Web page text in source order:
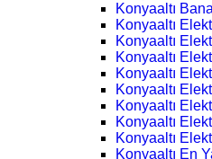
Konyaaltı
Konyaaltı
Konyaaltı
Konyaaltı
Konyaaltı
Konyaaltı
Konyaaltı
Konyaaltı
Konyaaltı
Konyaaltı En